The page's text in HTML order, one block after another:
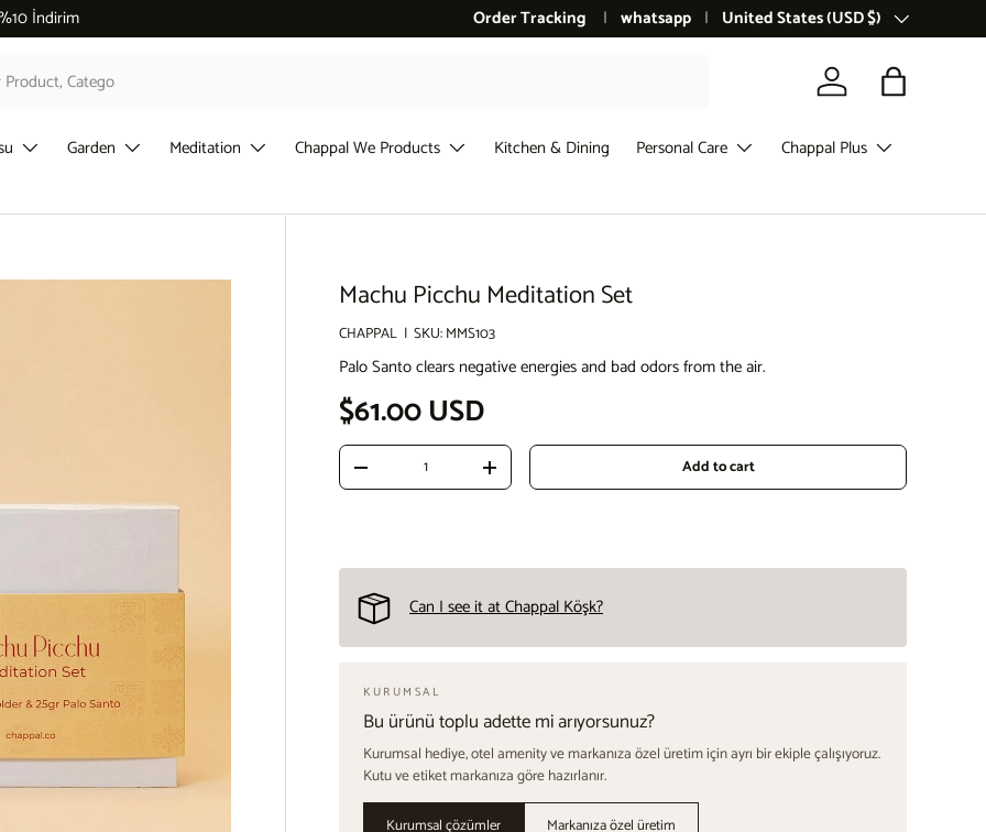
İndirim Order Tracking whatsapp Country/Region
United States (USD $)
Log in Bag
Garden Meditation Chappal We Products Kitchen & Dining Personal Care
Chappal Plus
Machu Picchu Meditation Set
CHAPPAL | SKU:MMS103
Palo Santo clears negative energies and bad odors from the air.
Regular price
$61.00 USD
Qty
Decrease quantity Increase quantity Add to cart
Can I see it at Chappal Köşk?
KURUMSAL
Bu ürünü toplu adette mi arıyorsunuz?
Kurumsal hediye, otel amenity ve markanıza özel üretim için ayrı bir ekiple çalışıyoruz.
Kutu ve etiket markanıza göre hazırlanır.
Kurumsal çözümler Markanıza özel üretim